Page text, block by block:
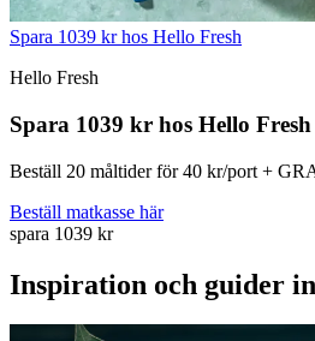
Spara 1039 kr hos Hello Fresh
Hello Fresh
Spara 1039 kr hos Hello Fresh
Beställ 20 måltider för 40 kr/port +
Beställ matkasse här
spara 1039 kr
Inspiration och guider